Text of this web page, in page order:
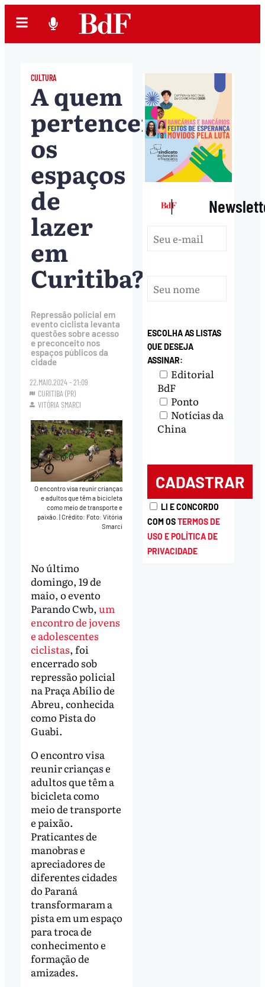
CULTURA
A quem
pertencem
os
espaços
de
lazer
em
Curitiba?
Repressão policial em
evento ciclista levanta
questões sobre acesso
e preconceito nos
espaços públicos da
cidade
22.MAIO.2024 - 21:09
CURITIBA (PR)
VITÓRIA SMARCI
O encontro visa reunir crianças
e adultos que têm a bicicleta
como meio de transporte e
paixão.|Crédito: Foto: Vitória
Smarci
No último
domingo, 19 de
maio, o evento
Parando Cwb, um
encontro de jovens
e adolescentes
ciclistas, foi
encerrado sob
repressão policial
na Praça Abílio de
Abreu, conhecida
como Pista do
Guabi.
O encontro visa
reunir crianças e
adultos que têm a
bicicleta como
meio de transporte
e paixão.
Praticantes de
manobras e
apreciadores de
diferentes cidades
do Paraná
transformaram a
pista em um espaço
para troca de
conhecimento e
formação de
amizades.
|
ESCOLHA AS LISTAS
QUE DESEJA
ASSINAR:
Editorial
BdF
Ponto
Notícias da
China
LI E CONCORDO
COM OSTERMOS DE
USO E POLÍTICA DE
PRIVACIDADE